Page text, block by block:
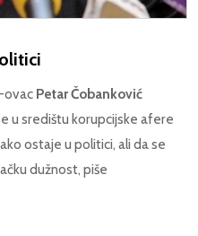
ovac Petar Čobanković
u središtu korupcijske afere
ostaje u politici, ali da se
dužnost, piše